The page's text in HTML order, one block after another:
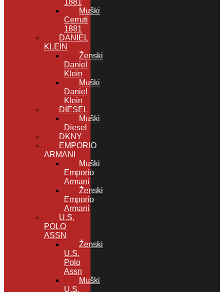
Muški
Cerruti
1881
DANIEL
KLEIN
Ženski
Daniel
Klein
Muški
Daniel
Klein
DIESEL
Muški
Diesel
DKNY
EMPORIO
ARMANI
Muški
Emporio
Armani
Ženski
Emporio
Armani
U.S.
POLO
ASSN
Ženski
U.S.
Polo
Assn
Muški
U.S.